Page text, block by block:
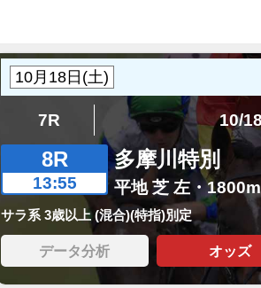
7R 10/
8R
13:55
多摩川特別
平地 芝 左・
サラ系 3歳以上 (混合)(特指)別定
データ分析 オッズ